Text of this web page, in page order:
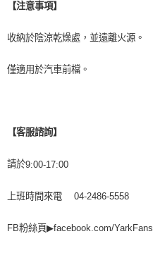
【注意事項】
收納於陰涼乾燥處，並遠離火源。
僅適用於汽車前檔。
【客服諮詢】
請於9:00-17:00
上班時間來電 04-2486-5558
FB粉絲頁▶facebook.com/YarkFans